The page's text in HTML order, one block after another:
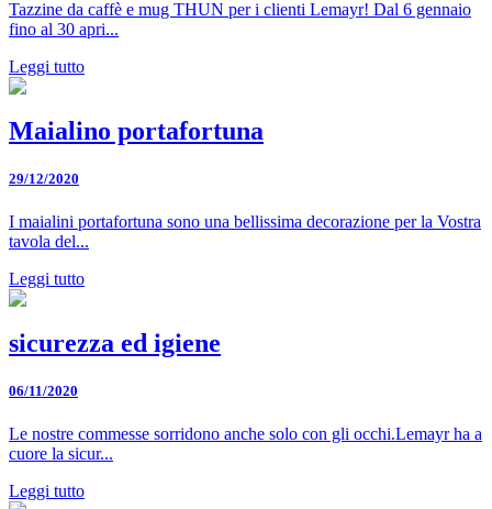
Tazzine da caffè e mug THUN per i clienti Lemayr! Dal 6 gennaio
fino al 30 apri...
Leggi tutto
Maialino portafortuna
29/12/2020
I maialini portafortuna sono una bellissima decorazione per la Vostra
tavola del...
Leggi tutto
sicurezza ed igiene
06/11/2020
Le nostre commesse sorridono anche solo con gli occhi.Lemayr ha a
cuore la sicur...
Leggi tutto